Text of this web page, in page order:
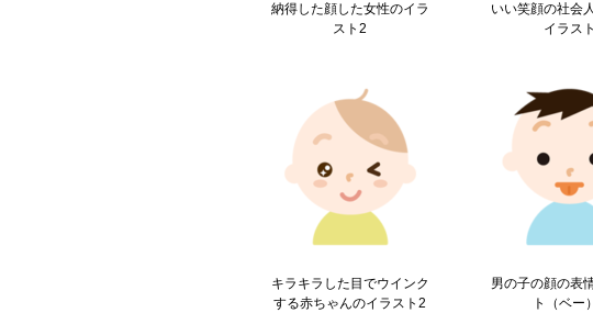
納得した顔した女性のイラ
スト2
いい笑顔の社会
イラスト
キラキラした目でウインク
する赤ちゃんのイラスト2
男の子の顔の表
ト（ベー